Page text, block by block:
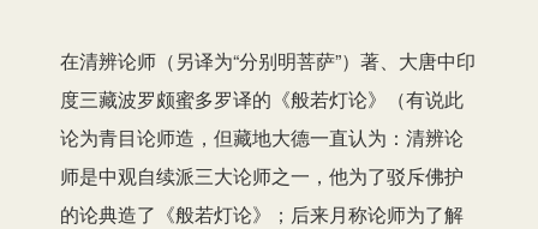
在清辨论师（另译为“分别明菩萨”）著、大唐中印
度三藏波罗颇蜜多罗译的《般若灯论》（有说此
论为青目论师造，但藏地大德一直认为：清辨论
师是中观自续派三大论师之一，他为了驳斥佛护
的论典造了《般若灯论》；后来月称论师为了解